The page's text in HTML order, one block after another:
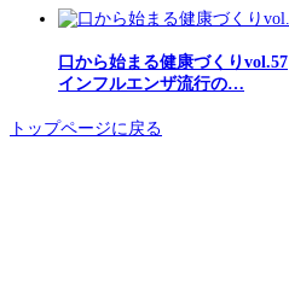
口から始まる健康づくりvol.57
インフルエンザ流行の…
トップページに戻る